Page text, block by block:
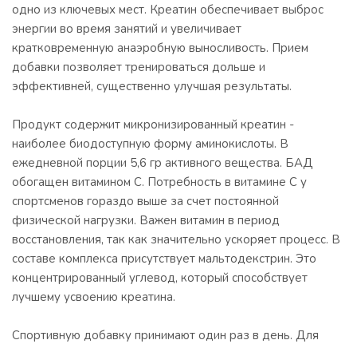
одно из ключевых мест. Креатин обеспечивает выброс
энергии во время занятий и увеличивает
кратковременную анаэробную выносливость. Прием
добавки позволяет тренироваться дольше и
эффективней, существенно улучшая результаты.
Продукт содержит микронизированный креатин -
наиболее биодоступную форму аминокислоты. В
ежедневной порции 5,6 гр активного вещества. БАД
обогащен витамином С. Потребность в витамине С у
спортсменов гораздо выше за счет постоянной
физической нагрузки. Важен витамин в период
восстановления, так как значительно ускоряет процесс. В
составе комплекса присутствует мальтодекстрин. Это
концентрированный углевод, который способствует
лучшему усвоению креатина.
Спортивную добавку принимают один раз в день. Для